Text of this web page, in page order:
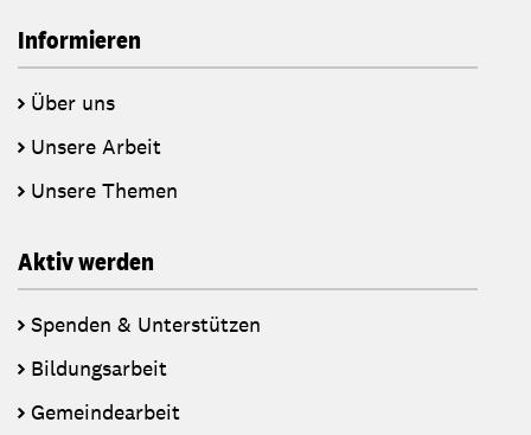
Informieren
Über uns
Unsere Arbeit
Unsere Themen
Aktiv werden
Spenden & Unterstützen
Bildungsarbeit
Gemeindearbeit